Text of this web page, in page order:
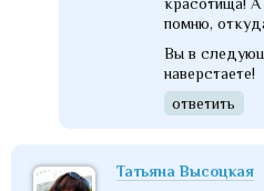
красотища!
помню,
Вы в
наверстаете!
ответить
Татьяна Высоцкая